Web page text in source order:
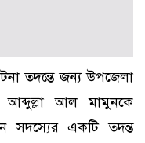
তদন্তে জন্য উপজেলা
আব্দুল্লা আল মামুনকে
একটি তদন্ত